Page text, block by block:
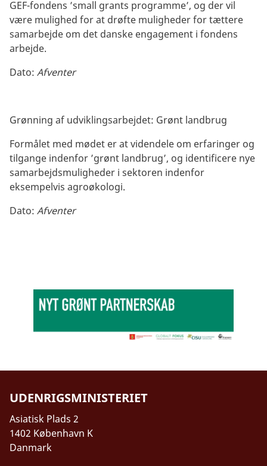
GEF-fondens ’small grants programme’, og der vil
være mulighed for at drøfte muligheder for tættere
samarbejde om det danske engagement i fondens
arbejde.
Dato: Afventer
Grønning af udviklingsarbejdet: Grønt landbrug
Formålet med mødet er at videndele om erfaringer og
tilgange indenfor ’grønt landbrug’, og identificere nye
samarbejdsmuligheder i sektoren indenfor
eksempelvis agroøkologi.
Dato: Afventer
UDENRIGSMINISTERIET
Asiatisk Plads 2
1402 København K
Danmark